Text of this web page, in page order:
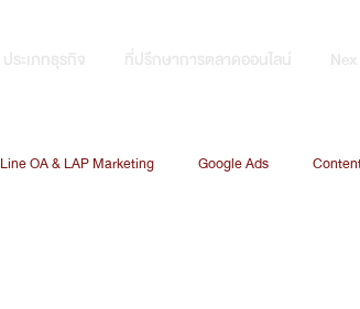
ประเภทธุรกิจ ที่ปรึกษาการตลาดออนไลน์
Line OA & LAP Marketing Google Ads